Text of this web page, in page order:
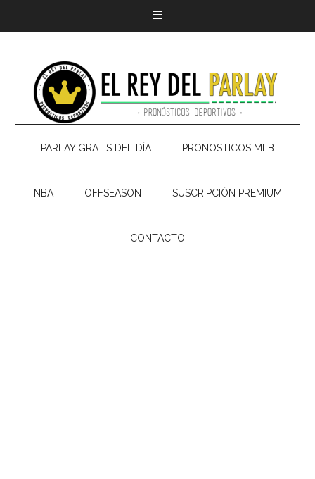
PARLAY GRATIS DEL DÍA PRONOSTICOS MLB
NBA OFFSEASON SUSCRIPCIÓN PREMIUM
CONTACTO